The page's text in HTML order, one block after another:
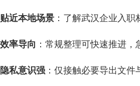
贴近本地场景 ：了解武汉企业入
效率导向 ：常规整理可快速推进
隐私意识强 ：仅接触必要导出文